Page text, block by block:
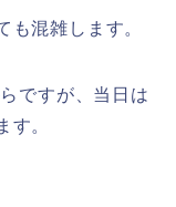
も混雑します。
ですが、当日は
す。